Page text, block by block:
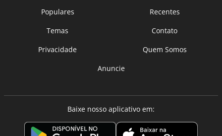
Populares
Recentes
Temas
Contato
Privacidade
Quem Somos
Anuncie
Baixe nosso aplicativo em: